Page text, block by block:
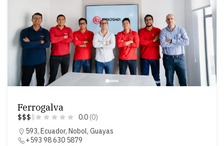
Ferrogalva
$$$$ 0.0 (0)
593, Ecuador, Nobol, Guayas
+593 98 630 5879